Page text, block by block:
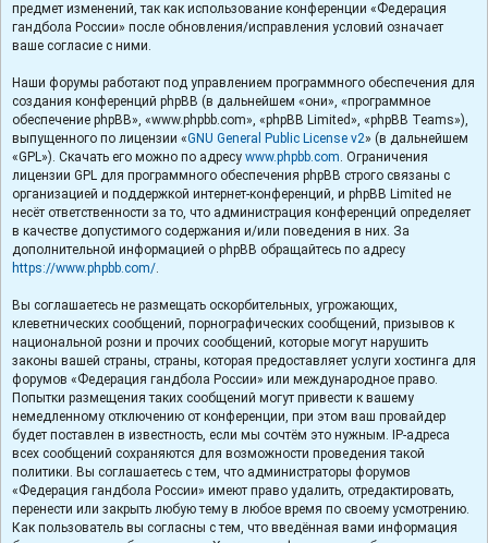
предмет изменений, так как использование конференции «Федерация
гандбола России» после обновления/исправления условий означает
ваше согласие с ними.
Наши форумы работают под управлением программного обеспечения для
создания конференций phpBB (в дальнейшем «они», «программное
обеспечение phpBB», «www.phpbb.com», «phpBB Limited», «phpBB Teams»),
выпущенного по лицензии «GNU General Public License v2» (в дальнейшем
«GPL»). Скачать его можно по адресу www.phpbb.com. Ограничения
лицензии GPL для программного обеспечения phpBB строго связаны с
организацией и поддержкой интернет-конференций, и phpBB Limited не
несёт ответственности за то, что администрация конференций определяет
в качестве допустимого содержания и/или поведения в них. За
дополнительной информацией о phpBB обращайтесь по адресу
https://www.phpbb.com/.
Вы соглашаетесь не размещать оскорбительных, угрожающих,
клеветнических сообщений, порнографических сообщений, призывов к
национальной розни и прочих сообщений, которые могут нарушить
законы вашей страны, страны, которая предоставляет услуги хостинга для
форумов «Федерация гандбола России» или международное право.
Попытки размещения таких сообщений могут привести к вашему
немедленному отключению от конференции, при этом ваш провайдер
будет поставлен в известность, если мы сочтём это нужным. IP-адреса
всех сообщений сохраняются для возможности проведения такой
политики. Вы соглашаетесь с тем, что администраторы форумов
«Федерация гандбола России» имеют право удалить, отредактировать,
перенести или закрыть любую тему в любое время по своему усмотрению.
Как пользователь вы согласны с тем, что введённая вами информация